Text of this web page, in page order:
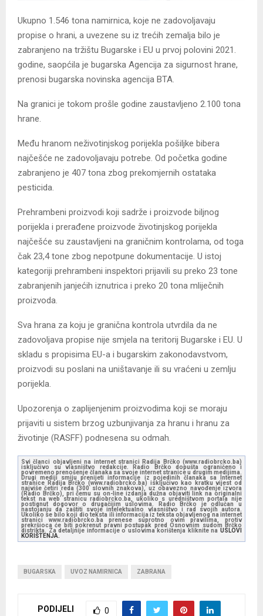
Ukupno 1.546 tona namirnica, koje ne zadovoljavaju
propise o hrani, a uvezene su iz trećih zemalja bilo je
zabranjeno na tržištu Bugarske i EU u prvoj polovini 2021.
godine, saopćila je bugarska Agencija za sigurnost hrane,
prenosi bugarska novinska agencija BTA.
Na granici je tokom prošle godine zaustavljeno 2.100 tona
hrane.
Među hranom neživotinjskog porijekla pošiljke bibera
najčešće ne zadovoljavaju potrebe. Od početka godine
zabranjeno je 407 tona zbog prekomjernih ostataka
pesticida.
Prehrambeni proizvodi koji sadrže i proizvode biljnog
porijekla i prerađene proizvode životinjskog porijekla
najčešće su zaustavljeni na graničnim kontrolama, od toga
čak 23,4 tone zbog nepotpune dokumentacije. U istoj
kategoriji prehrambeni inspektori prijavili su preko 23 tone
zabranjenih janjećih iznutrica i preko 20 tona mliječnih
proizvoda.
Sva hrana za koju je granična kontrola utvrdila da ne
zadovoljava propise nije smjela na teritorij Bugarske i EU. U
skladu s propisima EU-a i bugarskim zakonodavstvom,
proizvodi su poslani na uništavanje ili su vraćeni u zemlju
porijekla.
Upozorenja o zaplijenjenim proizvodima koji se moraju
prijaviti u sistem brzog uzbunjivanja za hranu i hranu za
životinje (RASFF) podnesena su odmah.
Svi članci objavljeni na internet stranici Radija Brčko (www.radiobrcko.ba)
isključivo su vlasništvo redakcije. Radio Brčko dopušta ograničeno i
povremeno prenošenje članaka sa svoje internet stranice u drugim medijima.
Drugi mediji smiju prenijeti informacije iz pojedinih članaka sa Internet
stranice Radija Brčko (www.radiobrcko.ba) isključivo kao kratku vijest od
najviše četiri reda (300 slovnih znakova), uz obavezno navođenje izvora
(Radio Brčko), pri čemu su on-line izdanja dužna objaviti link na originalni
tekst na web stranicu radiobrcko.ba, ukoliko s uredništvom portala nije
postignut dogovor o drugačijim uslovima. Radio Brčko je odlučan u
nastojanju da zaštiti svoje intelektualno vlasništvo i rad svojih autora.
Ukoliko se bilo koji dio teksta ili informacija iz teksta objavljenog na internet
stranici www.radiobrcko.ba prenese suprotno ovim pravilima, protiv
prekršioca će biti pokrenut pravni postupak pred Osnovnim sudom Brčko
distrikta. Za detaljnije informacije o uslovima korištenja kliknite na USLOVI
KORIŠTENJA.
BUGARSKA UVOZ NAMIRNICA ZABRANA
PODIJELI 0